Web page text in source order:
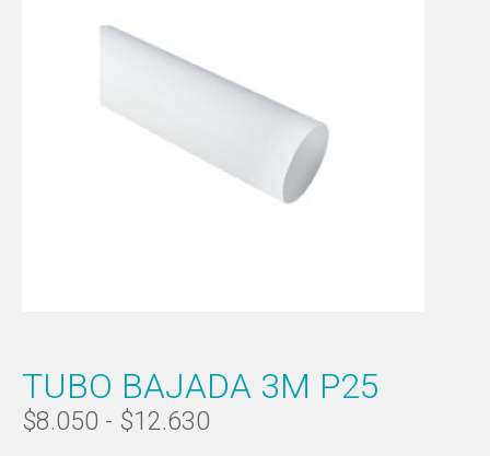
TUBO BAJADA 3M P25
$8.050 - $12.630